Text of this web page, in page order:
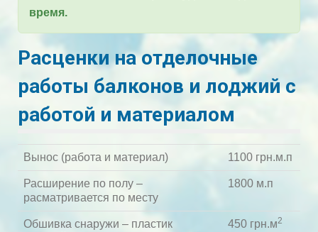
время.
Расценки на отделочные
работы балконов и лоджий с
работой и материалом
Вынос (работа и материал) 1100 грн.м.п
Расширение по полу –
расматривается по месту
1800 м.п
Обшивка снаружи – пластик
450 грн.м2